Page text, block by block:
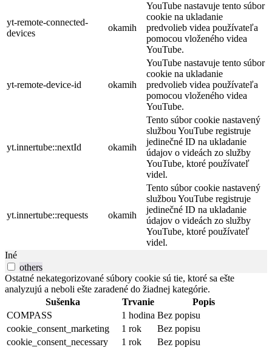
yt-remote-connected-
devices
okamih
YouTube nastavuje tento súbor
cookie na ukladanie
predvolieb videa používateľa
pomocou vloženého videa
YouTube.
yt-remote-device-id okamih
YouTube nastavuje tento súbor
cookie na ukladanie
predvolieb videa používateľa
pomocou vloženého videa
YouTube.
yt.innertube::nextId okamih
Tento súbor cookie nastavený
službou YouTube registruje
jedinečné ID na ukladanie
údajov o videách zo služby
YouTube, ktoré používateľ
videl.
yt.innertube::requests okamih
Tento súbor cookie nastavený
službou YouTube registruje
jedinečné ID na ukladanie
údajov o videách zo služby
YouTube, ktoré používateľ
videl.
Iné
others
Ostatné nekategorizované súbory cookie sú tie, ktoré sa ešte
analyzujú a neboli ešte zaradené do žiadnej kategórie.
Sušenka
Trvanie
Popis
COMPASS
1 hodina Bez popisu
cookie_consent_marketing
1 rok
Bez popisu
cookie_consent_necessary
1 rok Bez popisu